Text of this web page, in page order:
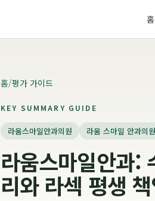
홈
홈/평가 가이드
KEY SUMMARY GUIDE
라움스마일안과의원 라움 스마일 안과의원
라움스마일안과:
리와 라섹 평생